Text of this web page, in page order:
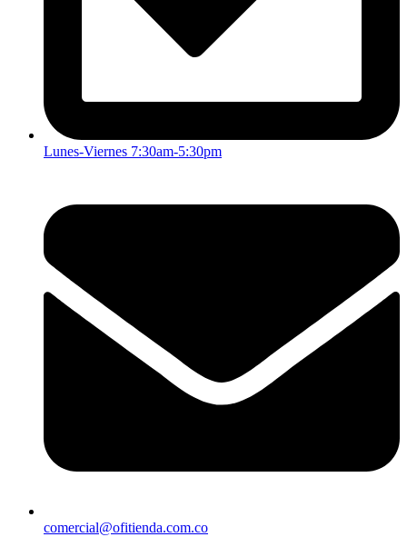
Lunes-Viernes 7:30am-5:30pm
comercial@ofitienda.com.co